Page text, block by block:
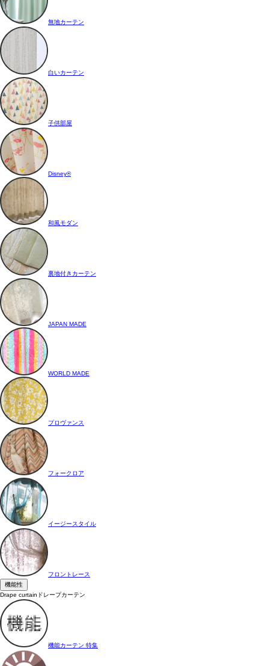
無地カーテン
白いカーテン
子供部屋
Disney®
和風モダン
裏地付きカーテン
JAPAN MADE
WORLD MADE
プロヴァンス
フォークロア
イージースタイル
フロントレース
機能性
Drape curtain ドレープカーテン
機能カーテン 特集